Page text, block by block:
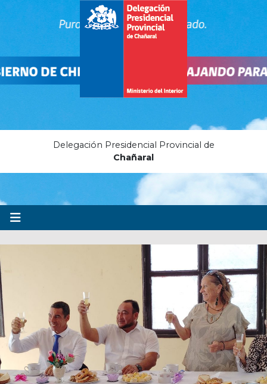
Delegación Presidencial Provincial de
Chañaral